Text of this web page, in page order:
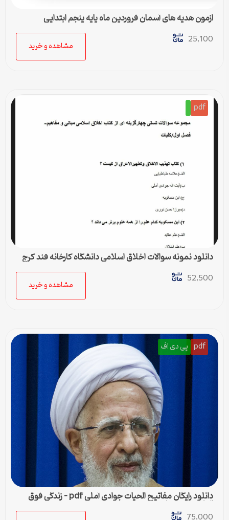
ازمون هدیه های آسمان فروردین ماه پایه پنجم ابتدایی
25,100
مشاهده و خرید
pdf
دانلود نمونه سوالات اخلاق اسلامی دانشگاه کارخانه قند کرج
52,500
مشاهده و خرید
pdf پی دی اف
دانلود رایگان مفاتیح الحیات جوادی آملی pdf – زندگی فوق